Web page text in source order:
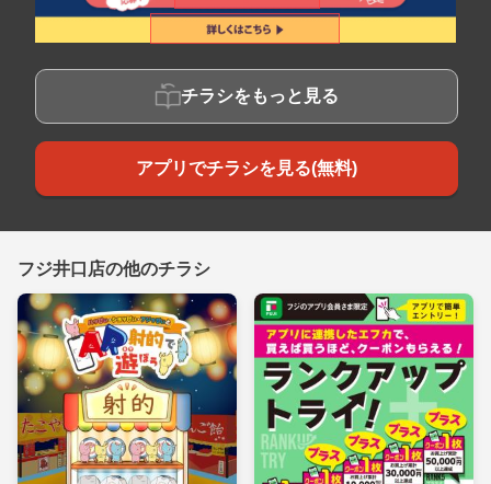
チラシをもっと見る
アプリでチラシを見る(無料)
フジ井口店の他のチラシ